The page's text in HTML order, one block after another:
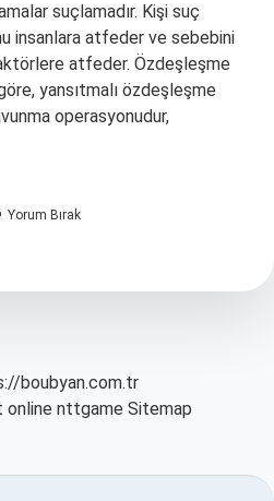
suçlamadır. Kişi suç
insanlara atfeder ve sebebini
atfeder. Özdeşleşme
yansıtmalı özdeşleşme
operasyonudur,
Yorum Bırak
boubyan.com.tr
online nttgame Sitemap